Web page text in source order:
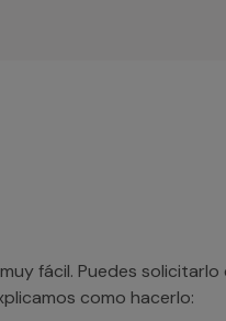
fácil. Puedes
como hacerlo: